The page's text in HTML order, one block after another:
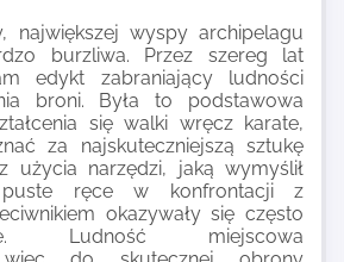
największej wyspy archipelagu
burzliwa. Przez szereg lat
edykt zabraniający ludności
broni. Była to podstawowa
się walki wręcz karate,
za najskuteczniejszą sztukę
użycia narzędzi, jaką wymyślił
puste ręce w konfrontacji z
okazywały się często
Ludność miejscowa